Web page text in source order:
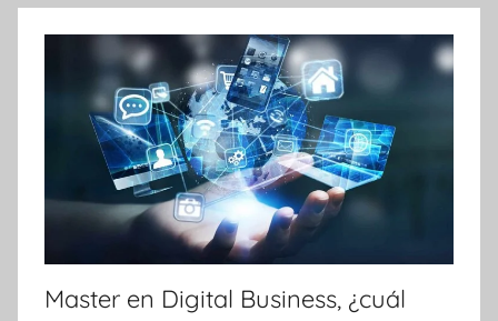
Master en Digital Business, ¿cuál